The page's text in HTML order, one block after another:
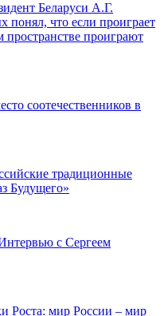
Беларуси А.Г.
что если проиграет
пространстве проиграют
соотечественников в
традиционные
Будущего»
с Сергеем
Роста: мир России – мир